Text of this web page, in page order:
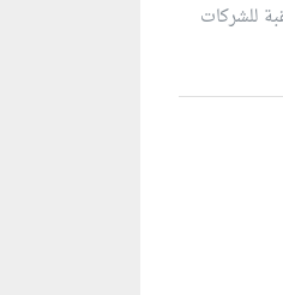
للشركات